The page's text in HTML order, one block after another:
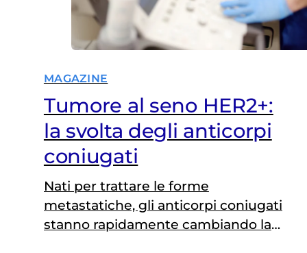
MAGAZINE
Tumore al seno HER2+:
la svolta degli anticorpi
coniugati
Nati per trattare le forme
metastatiche, gli anticorpi coniugati
stanno rapidamente cambiando la